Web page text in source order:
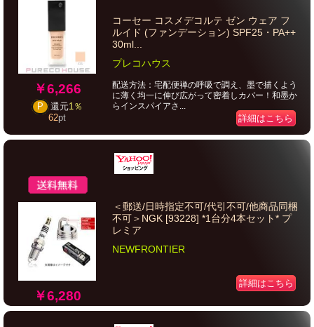
￥6,266
P 還元1％
62pt
コーセー コスメデコルテ ゼン ウェア フ
ルイド (ファンデーション) SPF25・PA++
30ml...
プレコハウス
配送方法：宅配便禅の呼吸で調え、墨で描くよう
に薄く均一に伸び広がって密着しカバー！和墨か
らインスパイアさ...
詳細はこちら
￥6,280
＜郵送/日時指定不可/代引不可/他商品同梱
不可＞NGK [93228] *1台分4本セット* プ
レミア
NEWFRONTIER
詳細はこちら